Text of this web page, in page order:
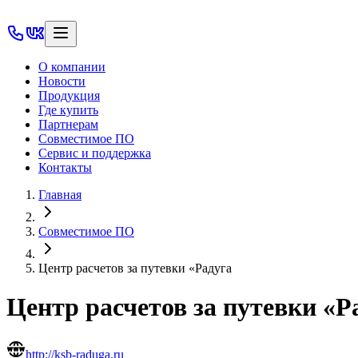
О компании
Новости
Продукция
Где купить
Партнерам
Совместимое ПО
Сервис и поддержка
Контакты
Главная
Совместимое ПО
Центр расчетов за путевки «Радуга
Центр расчетов за путевки
http://ksb-raduga.ru